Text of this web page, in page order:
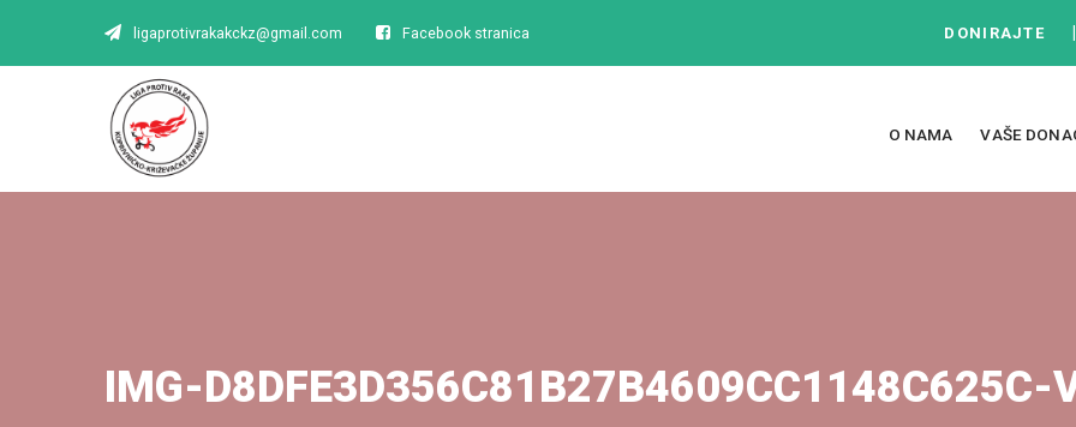
ligaprotivrakakckz@gmail.com Facebook stranica DONIRAJTE
O NAMA VAŠE
IMG-D8DFE3D356C81B27B4609CC1148C625C-